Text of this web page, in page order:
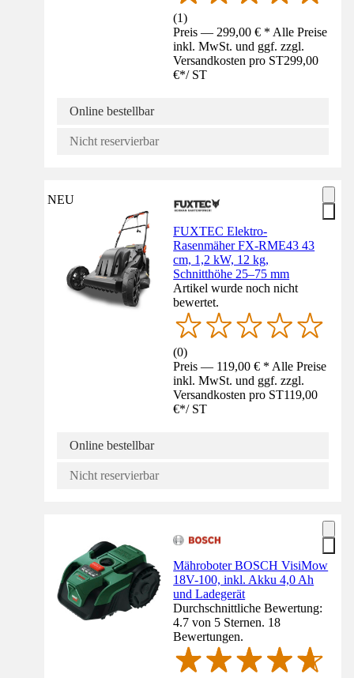
(1)
Preis — 299,00 € * Alle Preise
inkl. MwSt. und ggf. zzgl.
Versandkosten pro ST299,00
€*/ ST
Online bestellbar
Nicht reservierbar
NEU
FUXTEC Elektro-
Rasenmäher FX-RME43 43
cm, 1,2 kW, 12 kg,
Schnitthöhe 25–75 mm
Artikel wurde noch nicht
bewertet.
(0)
Preis — 119,00 € * Alle Preise
inkl. MwSt. und ggf. zzgl.
Versandkosten pro ST119,00
€*/ ST
Online bestellbar
Nicht reservierbar
Mähroboter BOSCH VisiMow
18V-100, inkl. Akku 4,0 Ah
und Ladegerät
Durchschnittliche Bewertung:
4.7 von 5 Sternen. 18
Bewertungen.